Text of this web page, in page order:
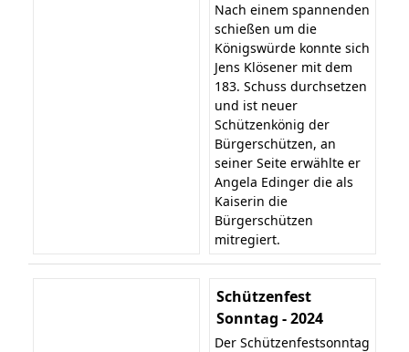
Nach einem spannenden
schießen um die
Königswürde konnte sich
Jens Klösener mit dem
183. Schuss durchsetzen
und ist neuer
Schützenkönig der
Bürgerschützen, an
seiner Seite erwählte er
Angela Edinger die als
Kaiserin die
Bürgerschützen
mitregiert.
Schützenfest
Sonntag - 2024
Der Schützenfestsonntag